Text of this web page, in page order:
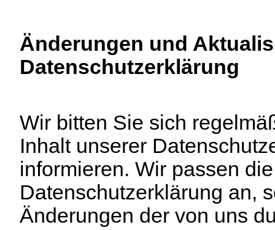
Änderungen und
Datenschutzerklärung
Wir bitten Sie sich
Inhalt unserer
informieren. Wir passen die
Datenschutzerklärung an,
Änderungen der von uns